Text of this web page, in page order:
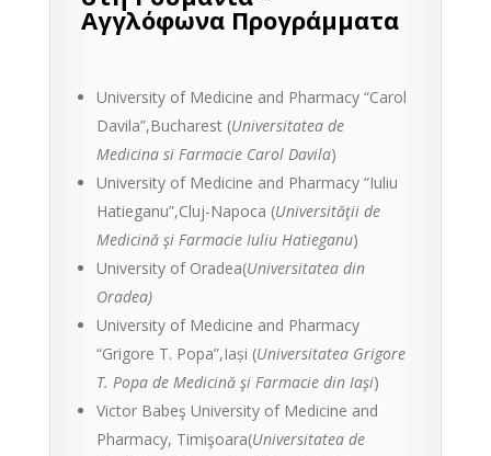
Αγγλόφωνα Προγράμματα
University of Medicine and Pharmacy “Carol
Davila”,Bucharest (Universitatea de
Medicina si Farmacie Carol Davila)
University of Medicine and Pharmacy “Iuliu
Hatieganu”,Cluj-Napoca (Universităţii de
Medicină şi Farmacie Iuliu Hatieganu)
University of Oradea(Universitatea din
Oradea)
University of Medicine and Pharmacy
“Grigore T. Popa”,Iași (Universitatea Grigore
T. Popa de Medicină şi Farmacie din Iaşi)
Victor Babeş University of Medicine and
Pharmacy, Timişoara(Universitatea de